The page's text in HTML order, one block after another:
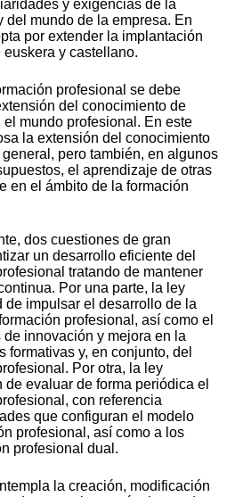
y exigencias de la
del mundo de la empresa. En
por extender la implantación
y castellano.
profesional se debe
del conocimiento de
el mundo profesional. En este
la extensión del conocimiento
pero también, en algunos
el aprendizaje de otras
en el ámbito de la formación
dos cuestiones de gran
un desarrollo eficiente del
tratando de mantener
Por una parte, la ley
impulsar el desarrollo de la
profesional, así como el
innovación y mejora en la
formativas y, en conjunto, del
Por otra, la ley
evaluar de forma periódica el
con referencia
que configuran el modelo
profesional, así como a los
profesional dual.
la creación, modificación